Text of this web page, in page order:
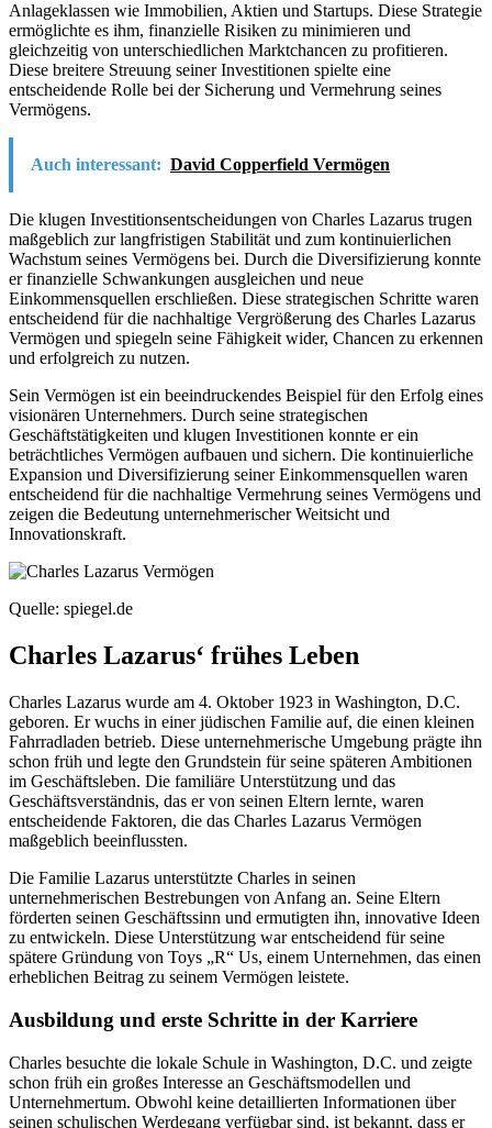
Anlageklassen wie Immobilien, Aktien und Startups. Diese Strategie
ermöglichte es ihm, finanzielle Risiken zu minimieren und
gleichzeitig von unterschiedlichen Marktchancen zu profitieren.
Diese breitere Streuung seiner Investitionen spielte eine
entscheidende Rolle bei der Sicherung und Vermehrung seines
Vermögens.
Auch interessant: David Copperfield Vermögen
Die klugen Investitionsentscheidungen von Charles Lazarus trugen
maßgeblich zur langfristigen Stabilität und zum kontinuierlichen
Wachstum seines Vermögens bei. Durch die Diversifizierung konnte
er finanzielle Schwankungen ausgleichen und neue
Einkommensquellen erschließen. Diese strategischen Schritte waren
entscheidend für die nachhaltige Vergrößerung des Charles Lazarus
Vermögen und spiegeln seine Fähigkeit wider, Chancen zu erkennen
und erfolgreich zu nutzen.
Sein Vermögen ist ein beeindruckendes Beispiel für den Erfolg eines
visionären Unternehmers. Durch seine strategischen
Geschäftstätigkeiten und klugen Investitionen konnte er ein
beträchtliches Vermögen aufbauen und sichern. Die kontinuierliche
Expansion und Diversifizierung seiner Einkommensquellen waren
entscheidend für die nachhaltige Vermehrung seines Vermögens und
zeigen die Bedeutung unternehmerischer Weitsicht und
Innovationskraft.
Quelle: spiegel.de
Charles Lazarus‘ frühes Leben
Charles Lazarus wurde am 4. Oktober 1923 in Washington, D.C.
geboren. Er wuchs in einer jüdischen Familie auf, die einen kleinen
Fahrradladen betrieb. Diese unternehmerische Umgebung prägte ihn
schon früh und legte den Grundstein für seine späteren Ambitionen
im Geschäftsleben. Die familiäre Unterstützung und das
Geschäftsverständnis, das er von seinen Eltern lernte, waren
entscheidende Faktoren, die das Charles Lazarus Vermögen
maßgeblich beeinflussten.
Die Familie Lazarus unterstützte Charles in seinen
unternehmerischen Bestrebungen von Anfang an. Seine Eltern
förderten seinen Geschäftssinn und ermutigten ihn, innovative Ideen
zu entwickeln. Diese Unterstützung war entscheidend für seine
spätere Gründung von Toys „R“ Us, einem Unternehmen, das einen
erheblichen Beitrag zu seinem Vermögen leistete.
Ausbildung und erste Schritte in der Karriere
Charles besuchte die lokale Schule in Washington, D.C. und zeigte
schon früh ein großes Interesse an Geschäftsmodellen und
Unternehmertum. Obwohl keine detaillierten Informationen über
seinen schulischen Werdegang verfügbar sind, ist bekannt, dass er